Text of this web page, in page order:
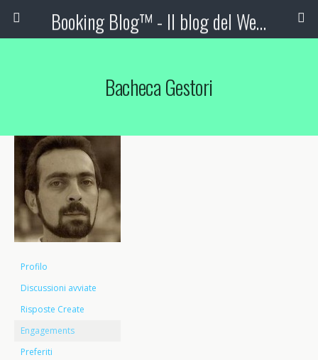
Booking Blog™ - Il blog del Web Marketing Turistico
Bacheca Gestori
Profilo
Discussioni avviate
Risposte Create
Engagements
Preferiti